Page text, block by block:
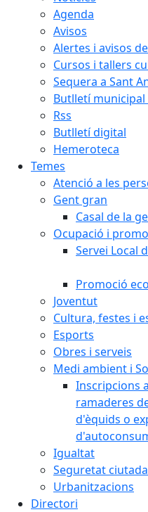
Agenda
Avisos
Alertes i avisos
Cursos i tallers
Sequera a Sant
Butlletí municipal
Rss
Butlletí digital
Hemeroteca
Temes
Atenció a les
Gent gran
Casal de la
Ocupació i
Servei Local
Promoció
Joventut
Cultura, festes i
Esports
Obres i serveis
Medi ambient i
Inscripcions
ramaderes
d'èquids o
Igualtat
Seguretat
Urbanitzacions
Directori